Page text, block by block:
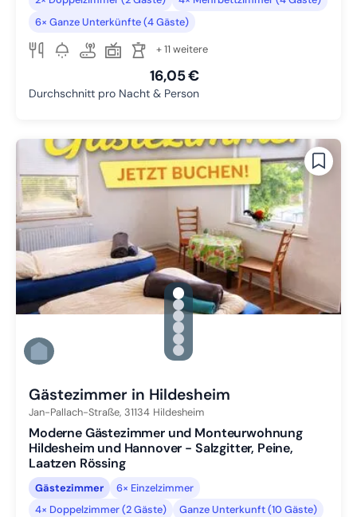
6× Ganze Unterkünfte (4 Gäste)
+ 11 weitere
16,05 €
Durchschnitt pro Nacht & Person
gallery.slide_selector
Zu Slide 1 wechseln
Zu Slide 2 wechseln
Zu Slide 3 wechseln
Zu Slide 4 wechseln
Zu Slide 5 wechseln
Zu Slide 6 wechseln
Gästezimmer in Hildesheim
Jan-Pallach-Straße, 31134 Hildesheim
Moderne Gästezimmer und Monteurwohnung
Hildesheim und Hannover - Salzgitter, Peine,
Laatzen Rössing
Gästezimmer
6× Einzelzimmer
4× Doppelzimmer (2 Gäste)
Ganze Unterkunft (10 Gäste)